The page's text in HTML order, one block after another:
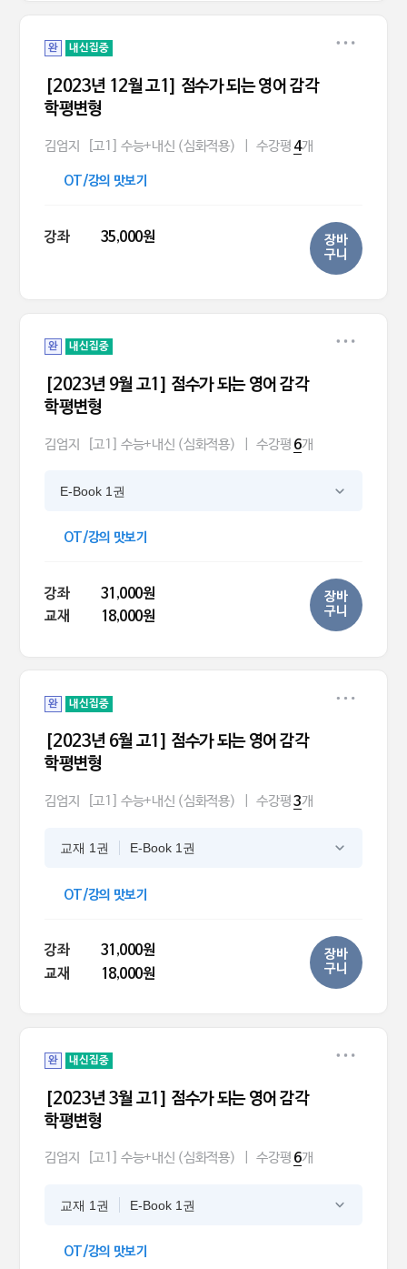
완 내신집중
[2023년 12월 고1] 점수가 되는 영어 감각
학평변형
김엄지 [고1] 수능+내신 (심화적용) 수강평 4개
OT/강의 맛보기
강좌 35,000원
장바
구니
완 내신집중
[2023년 9월 고1] 점수가 되는 영어 감각
학평변형
김엄지 [고1] 수능+내신 (심화적용) 수강평 6개
E-Book 1권
OT/강의 맛보기
강좌
31,000원
교재
18,000원
장바
구니
완 내신집중
[2023년 6월 고1] 점수가 되는 영어 감각
학평변형
김엄지 [고1] 수능+내신 (심화적용) 수강평3개
교재 1권 E-Book 1권
OT/강의 맛보기
강좌
31,000원
교재
18,000원
장바
구니
완 내신집중
[2023년 3월 고1] 점수가 되는 영어 감각
학평변형
김엄지 [고1] 수능+내신 (심화적용) 수강평 6개
교재 1권 E-Book 1권
OT/강의 맛보기